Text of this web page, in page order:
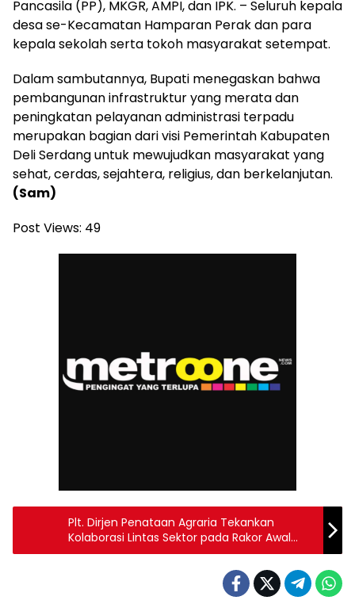
Pancasila (PP), MKGR, AMPI, dan IPK. – Seluruh kepala
desa se-Kecamatan Hamparan Perak dan para
kepala sekolah serta tokoh masyarakat setempat.
Dalam sambutannya, Bupati menegaskan bahwa
pembangunan infrastruktur yang merata dan
peningkatan pelayanan administrasi terpadu
merupakan bagian dari visi Pemerintah Kabupaten
Deli Serdang untuk mewujudkan masyarakat yang
sehat, cerdas, sejahtera, religius, dan berkelanjutan.
(Sam)
Post Views: 49
Plt. Dirjen Penataan Agraria Tekankan
Kolaborasi Lintas Sektor pada Rakor Awal
GTRA Provinsi Aceh Tahun 2025